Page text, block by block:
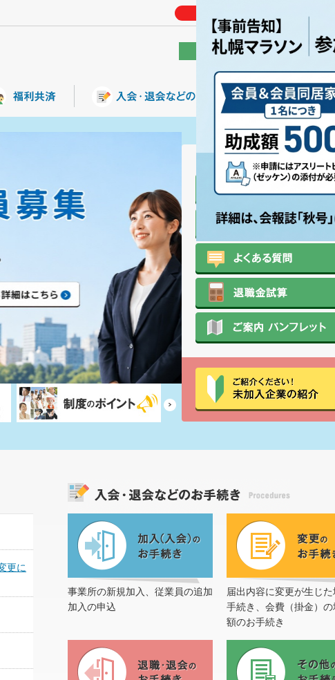
お問い合わせ
更に
事業所の新規加入、従業員の追加
加入の申込
届出内容に変更が生じ
手続き、会費（掛金）
額のお手続き